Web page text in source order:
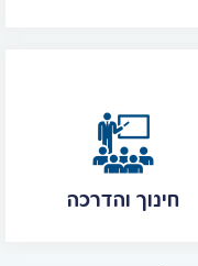
חינוך והדרכה